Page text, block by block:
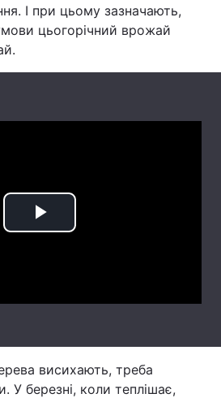
Регіони
І при цьому зазначають,
цьогорічний врожай
Play
висихають, треба
У березні, коли теплішає,